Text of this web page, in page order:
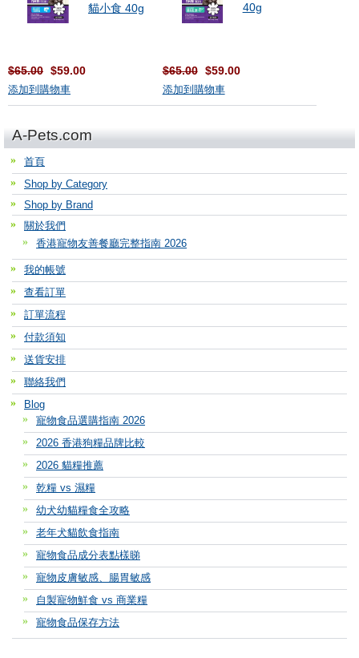
貓小食 40g
$65.00 $59.00
添加到購物車
40g
$65.00 $59.00
添加到購物車
A-Pets.com
首頁
Shop by Category
Shop by Brand
關於我們
香港寵物友善餐廳完整指南 2026
我的帳號
查看訂單
訂單流程
付款須知
送貨安排
聯絡我們
Blog
寵物食品選購指南 2026
2026 香港狗糧品牌比較
2026 貓糧推薦
乾糧 vs 濕糧
幼犬幼貓糧食全攻略
老年犬貓飲食指南
寵物食品成分表點樣睇
寵物皮膚敏感、腸胃敏感
自製寵物鮮食 vs 商業糧
寵物食品保存方法